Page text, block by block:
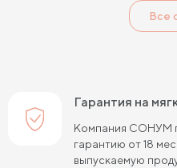
Односпальные пружинные
Пружинные матрасы 120 см
Пружинные матрасы 140 см
Все
Гарантия на
Компания СОНУМ
гарантию от 18
выпускаемую